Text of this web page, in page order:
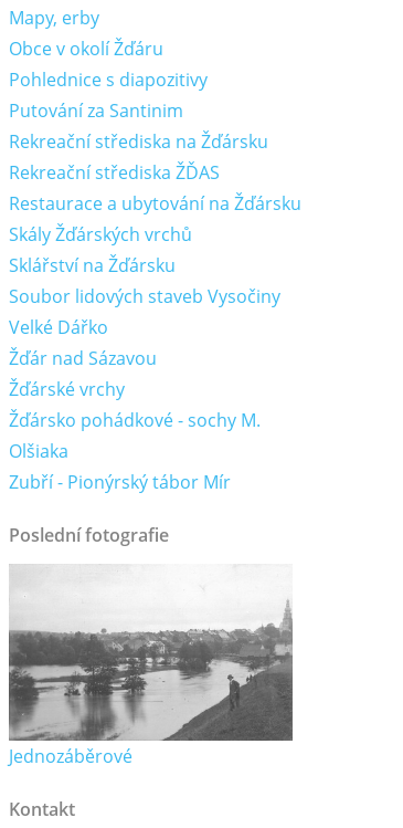
Mapy, erby
Obce v okolí Žďáru
Pohlednice s diapozitivy
Putování za Santinim
Rekreační střediska na Žďársku
Rekreační střediska ŽĎAS
Restaurace a ubytování na Žďársku
Skály Žďárských vrchů
Sklářství na Žďársku
Soubor lidových staveb Vysočiny
Velké Dářko
Žďár nad Sázavou
Žďárské vrchy
Žďársko pohádkové - sochy M.
Olšiaka
Zubří - Pionýrský tábor Mír
Poslední fotografie
Jednozáběrové
Kontakt